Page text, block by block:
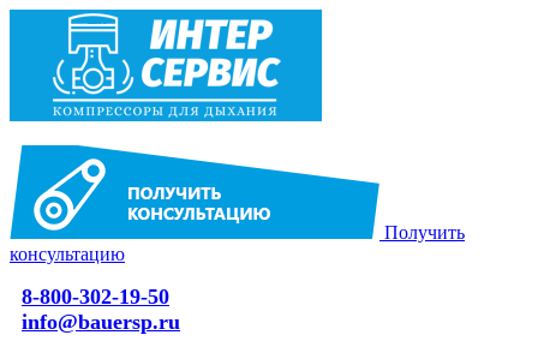
Получить
консультацию
8-800-302-19-50
info@bauersp.ru